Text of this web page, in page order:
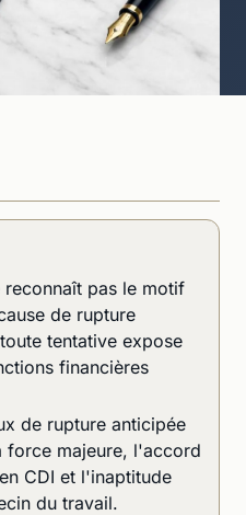
pas le motif
de rupture
tentative expose
financières
de rupture anticipée
force majeure, l'accord
CDI et l'inaptitude
du travail.